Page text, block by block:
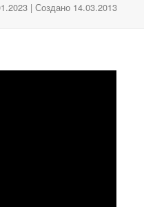
| Создано 14.03.2013